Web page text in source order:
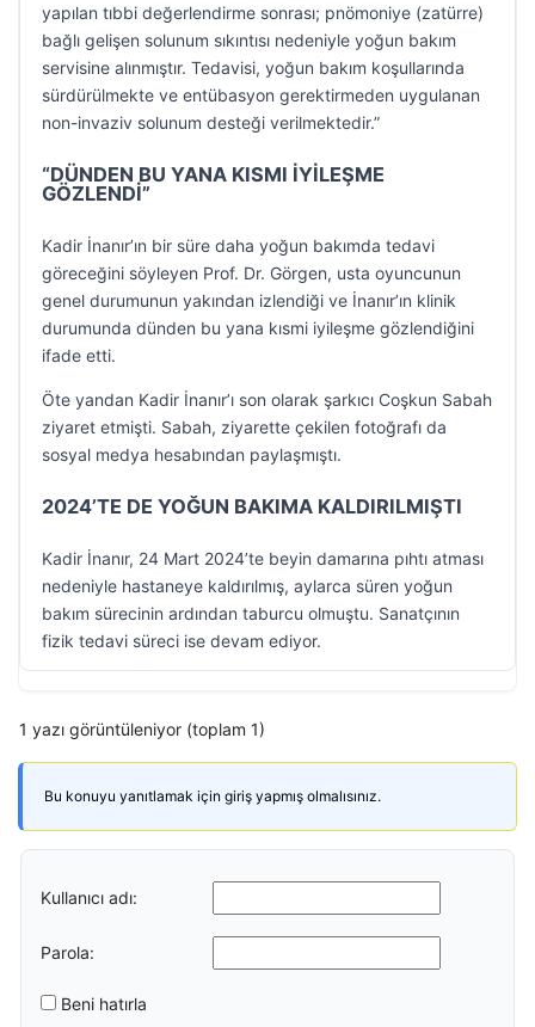
yapılan tıbbi değerlendirme sonrası; pnömoniye (zatürre)
bağlı gelişen solunum sıkıntısı nedeniyle yoğun bakım
servisine alınmıştır. Tedavisi, yoğun bakım koşullarında
sürdürülmekte ve entübasyon gerektirmeden uygulanan
non-invaziv solunum desteği verilmektedir.”
“DÜNDEN BU YANA KISMI İYİLEŞME
GÖZLENDİ”
Kadir İnanır’ın bir süre daha yoğun bakımda tedavi
göreceğini söyleyen Prof. Dr. Görgen, usta oyuncunun
genel durumunun yakından izlendiği ve İnanır’ın klinik
durumunda dünden bu yana kısmi iyileşme gözlendiğini
ifade etti.
Öte yandan Kadir İnanır’ı son olarak şarkıcı Coşkun Sabah
ziyaret etmişti. Sabah, ziyarette çekilen fotoğrafı da
sosyal medya hesabından paylaşmıştı.
2024’TE DE YOĞUN BAKIMA KALDIRILMIŞTI
Kadir İnanır, 24 Mart 2024’te beyin damarına pıhtı atması
nedeniyle hastaneye kaldırılmış, aylarca süren yoğun
bakım sürecinin ardından taburcu olmuştu. Sanatçının
fizik tedavi süreci ise devam ediyor.
1 yazı görüntüleniyor (toplam 1)
Bu konuyu yanıtlamak için giriş yapmış olmalısınız.
Kullanıcı adı:
Parola:
Beni hatırla